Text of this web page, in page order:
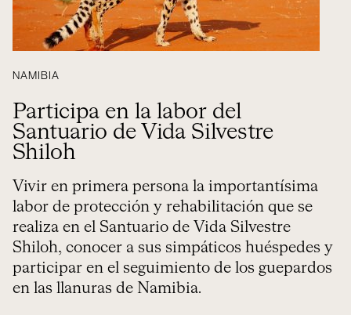
NAMIBIA
Participa en la labor del
Santuario de Vida Silvestre
Shiloh
Vivir en primera persona la importantísima
labor de protección y rehabilitación que se
realiza en el Santuario de Vida Silvestre
Shiloh, conocer a sus simpáticos huéspedes y
participar en el seguimiento de los guepardos
en las llanuras de Namibia.